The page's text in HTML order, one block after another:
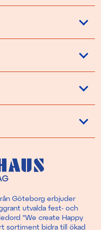
Göteborg erbjuder
utvalda fest- och
"We create Happy
sortiment bidra till ökad